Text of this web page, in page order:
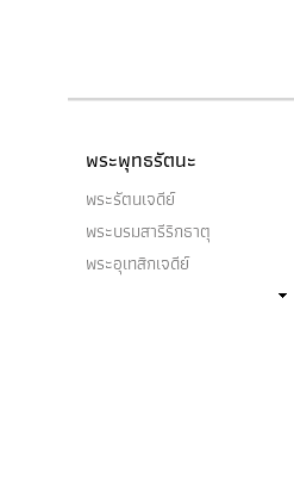
พระพุทธรัตนะ
พระรัตนเจดีย์
พระบรมสารีริกธาตุ
พระอุเทสิกเจดีย์